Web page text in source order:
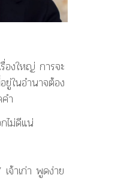
รื่องใหญ่ การจะ
ในอำนาจต้อง
ำ
ไม่ดีแน่
จ้าเก่า พูดง่าย